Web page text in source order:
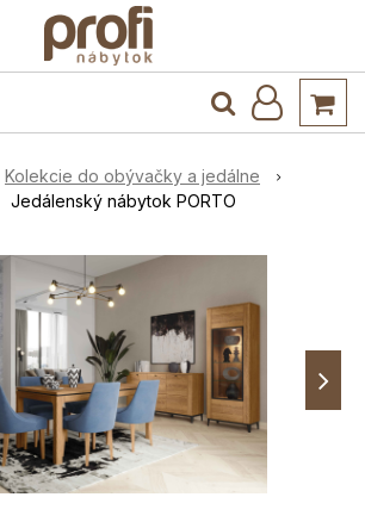
Kuchyňa a jedáleň
Kolekcie do obývačky a jedálne
Jedálenský nábytok PORTO